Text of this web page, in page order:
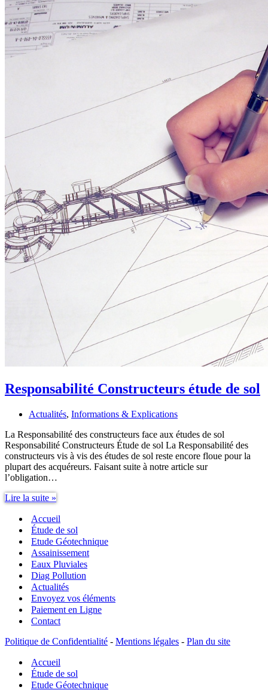
Responsabilité Constructeurs étude de sol
Actualités, Informations & Explications
La Responsabilité des constructeurs face aux études de sol
Responsabilité Constructeurs Étude de sol La Responsabilité des
constructeurs vis à vis des études de sol reste encore floue pour la
plupart des acquéreurs. Faisant suite à notre article sur
l’obligation…
Lire la suite »
étude
de
sol
Accueil
Étude de sol
Etude Géotechnique
Assainissement
Eaux Pluviales
Diag Pollution
Actualités
Envoyez vos éléments
Paiement en Ligne
Contact
Politique de Confidentialité - Mentions légales - Plan du site
Accueil
Étude de sol
Etude Géotechnique